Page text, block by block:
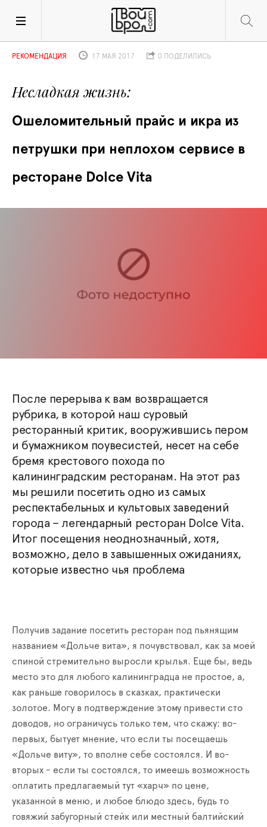
Несладкая жизнь
Ошеломительный прайс и икра из
петрушки при неплохом сервисе в
ресторане Dolce Vita
РЕКОМЕНДАЦИЯ 17 МАЯ 2017 0 ПОДЕЛИЛИСЬ
После перерыва к вам возвращается
рубрика, в которой наш суровый
ресторанный критик, вооружившись пером
и бумажником поувесистей, несет на себе
бремя крестового похода по
калининградским ресторанам. На этот раз
мы решили посетить одно из самых
респектабельных и культовых заведений
города – легендарный ресторан Dolce Vita.
Итог посещения неоднозначный, хотя,
возможно, дело в завышенных ожиданиях,
которые известно чья проблема
Получив задание посетить ресторан под пьянящим
названием «Дольче вита», я почувствовал, как за моей
спиной стремительно выросли крылья. Еще бы, ведь
место это для любого калининградца не простое, а,
как раньше говорилось в сказках, практически
золотое. Могу в подтверждение этому привести сто
доводов, но ограничусь только тем, что скажу: во-
первых, бытует мнение, что если ты посещаешь
«Дольче виту», то вполне себе состоялся. И во-
вторых - если ты состоялся, то имеешь возможность
оплатить предлагаемый тут «харч» по цене,
указанной в меню, и любое блюдо здесь, будь то
говяжий забугорный стейк или местный балтийский